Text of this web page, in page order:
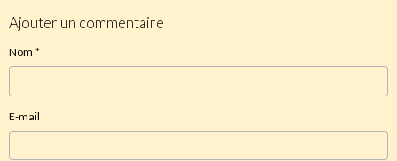
Ajouter un commentaire
Nom
E-mail